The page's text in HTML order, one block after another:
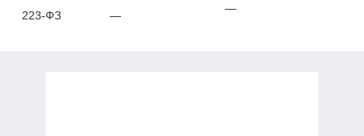
223-ФЗ —
—